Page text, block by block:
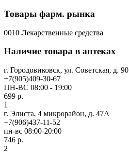
Товары фарм. рынка
0010 Лекарственные средства
Наличие товара в аптеках
г. Городовиковск, ул. Советская, д. 90
+7(905)409-30-67
ПН-ВС 08:00 - 19:00
699 р.
1
г. Элиста, 4 микрорайон, д. 47А
+7(906)437-11-52
пн-вс 08:00-20:00
746 р.
2